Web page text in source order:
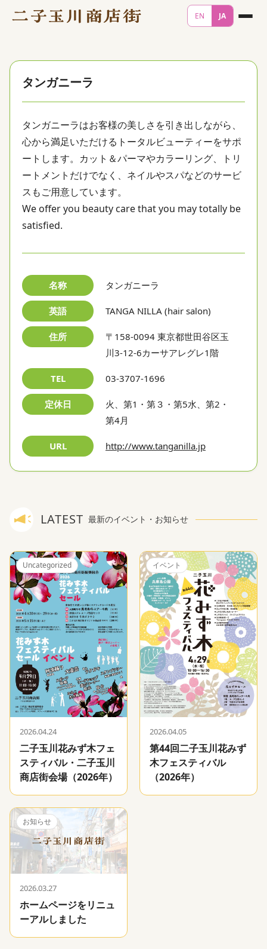
EN JA
タンガニーラ
タンガニーラはお客様の美しさを引き出しながら、
心から満足いただけるトータルビューティーをサポ
ートします。カット＆パーマやカラーリング、トリ
ートメントだけでなく、ネイルやスパなどのサービ
スもご用意しています。
We offer you beauty care that you may totally be
satisfied.
名称 タンガニーラ
英語 TANGA NILLA (hair salon)
住所
〒158-0094 東京都世田谷区玉
川3-12-6カーサアレグレ1階
TEL 03-3707-1696
定休日
火、第1・第３・第5水、第2・
第4月
URL http://www.tanganilla.jp
LATEST 最新のイベント・お知らせ
Uncategorized
2026.04.24
二子玉川花みず木フェ
スティバル・二子玉川
商店街会場（2026年）
イベント
2026.04.05
第44回二子玉川花みず
木フェスティバル
（2026年）
お知らせ
2026.03.27
ホームページをリニュ
ーアルしました